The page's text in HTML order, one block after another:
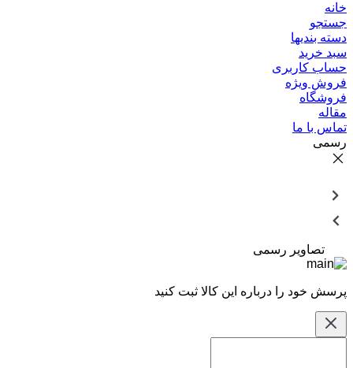
خانه
جستجو
دسته بندیها
سبد خرید
حساب کاربری
فروش ویژه
فروشگاه
مقاله
تماس با ما
رسمی
تصاویر رسمی
پرسش خود را درباره این کالا ثبت کنید